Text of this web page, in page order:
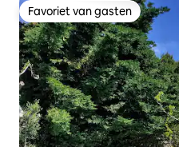
Favoriet van gasten
Favoriet van gasten